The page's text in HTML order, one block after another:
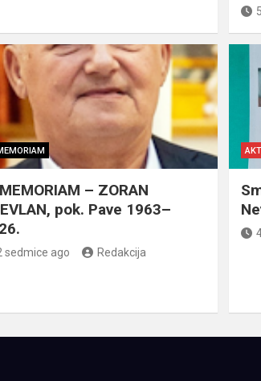
– ZORAN
pok. Pave 1963–
sedmice ago Redakcija